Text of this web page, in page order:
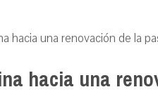
hacia una renovación de la
hacia una